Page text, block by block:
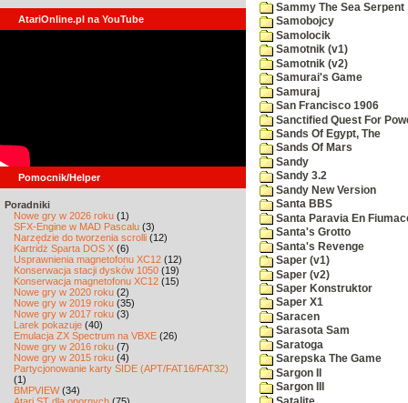
AtariOnline.pl na YouTube
Pomocnik/Helper
Poradniki
Nowe gry w 2026 roku (1)
SFX-Engine w MAD Pascalu (3)
Narzędzie do tworzenia scrolli (12)
Kartridż Sparta DOS X (6)
Usprawnienia magnetofonu XC12 (12)
Konserwacja stacji dysków 1050 (19)
Konserwacja magnetofonu XC12 (15)
Nowe gry w 2020 roku (2)
Nowe gry w 2019 roku (35)
Nowe gry w 2017 roku (3)
Larek pokazuje (40)
Emulacja ZX Spectrum na VBXE (26)
Nowe gry w 2016 roku (7)
Nowe gry w 2015 roku (4)
Partycjonowanie karty SIDE (APT/FAT16/FAT32)
(1)
BMPVIEW(34)
Sammy The Sea Serpent
Samobojcy
Samolocik
Samotnik (v1)
Samotnik (v2)
Samurai's Game
Samuraj
San Francisco 1906
Sanctified Quest For
Sands Of Egypt, The
Sands Of Mars
Sandy
Sandy 3.2
Sandy New Version
Santa BBS
Santa Paravia En
Santa's Grotto
Santa's Revenge
Saper (v1)
Saper (v2)
Saper Konstruktor
Saper X1
Saracen
Sarasota Sam
Saratoga
Sarepska The Game
Sargon II
Sargon III